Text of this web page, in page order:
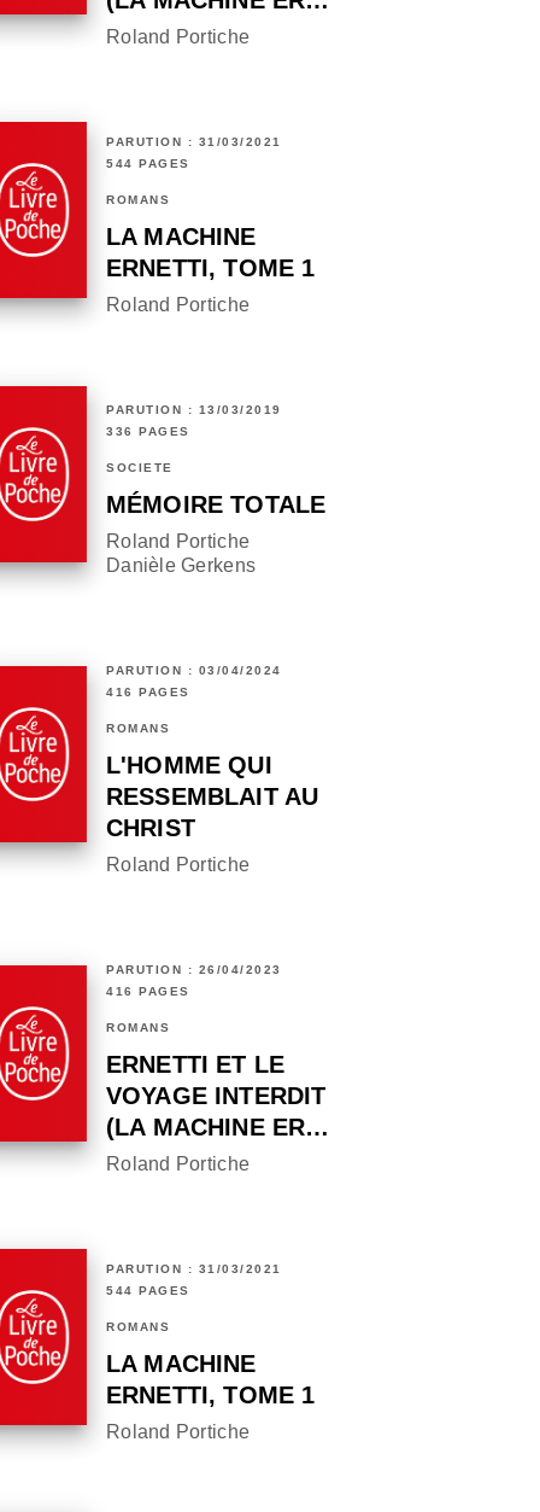
Roland Portiche
PARUTION : 31/03/2021
544 PAGES
ROMANS
LA MACHINE
ERNETTI, TOME 1
Roland Portiche
PARUTION : 13/03/2019
336 PAGES
SOCIÉTÉ
MÉMOIRE TOTALE
Roland Portiche
Danièle Gerkens
PARUTION : 03/04/2024
416 PAGES
ROMANS
L'HOMME QUI
RESSEMBLAIT AU
CHRIST
Roland Portiche
PARUTION : 26/04/2023
416 PAGES
ROMANS
ERNETTI ET LE
VOYAGE INTERDIT
(LA MACHINE ER…
Roland Portiche
PARUTION : 31/03/2021
544 PAGES
ROMANS
LA MACHINE
ERNETTI, TOME 1
Roland Portiche